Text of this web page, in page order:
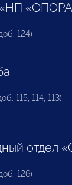
124)
115, 114, 113)
отдел
126)